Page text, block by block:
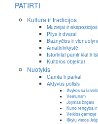
PATIRTI
Kultūra ir tradicijos
Muziejai ir ekspozicijos
Pilys ir dvarai
Bažnyčios ir
Amatininkystė
Istoriniai paminklai ir
Kultūros objektai
Nuotykis
Gamta ir parkai
Aktyvus poilsis
Išvykos su
Veeturism
Jojimas žirgais
Kūno rengyba ir
Veiklos gamtoje
Iškylų vietos